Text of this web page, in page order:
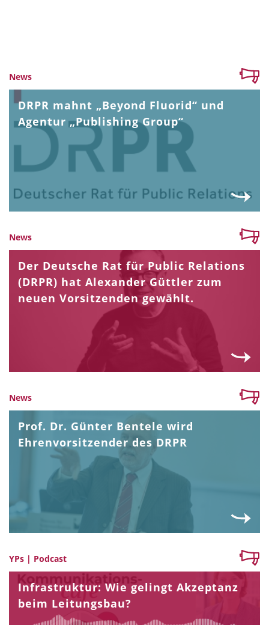
News
DRPR mahnt „Beyond Fluorid“ und
Agentur „Publishing Group“
News
Der Deutsche Rat für Public Relations
(DRPR) hat Alexander Güttler zum
neuen Vorsitzenden gewählt.
News
Prof. Dr. Günter Bentele wird
Ehrenvorsitzender des DRPR
YPs | Podcast
Infrastruktur: Wie gelingt Akzeptanz
beim Leitungsbau?